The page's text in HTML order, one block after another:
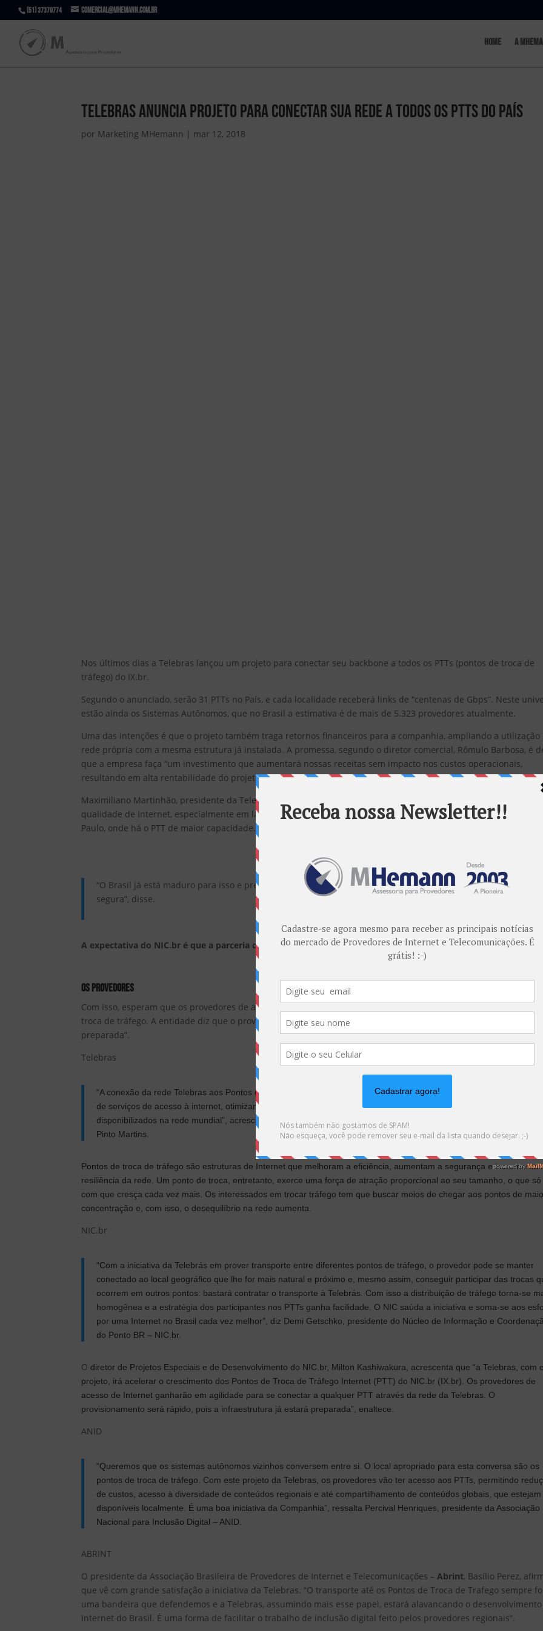
(51) 37379774 comercial@mhemann.com.br
Home A
Telebras anuncia projeto para conectar sua rede a todos os PTTs do país
por Marketing MHemann | mar 12, 2018
Nos últimos dias a Telebras lançou um projeto para conectar seu backbone a todos os PTTs (pontos de troca de
tráfego) do IX.br.
Segundo o anunciado, serão 31 PTTs no País, e cada localidade receberá links de “centenas de Gbps”. Neste
estão ainda os Sistemas Autônomos, que no Brasil a estimativa é de mais de 5.323 provedores atualmente.
Uma das intenções é que o projeto também traga retornos financeiros para a companhia, ampliando a utilização
rede própria com a mesma estrutura já instalada. A promessa, segundo o diretor comercial, Rômulo Barbosa, é
que a empresa faça “um investimento que aumentará nossas receitas sem impacto nos custos operacionais,
resultando em alta rentabilidade do projeto”.
Maximiliano Martinhão, presidente da Telebras, afirmou em comunicado que o projeto permitirá melhora na
qualidade de Internet, especialmente em latência e disponibilidade, ao descentralizar o tráfego para fora de São
Paulo, onde há o PTT de maior capacidade.
“O Brasil já está maduro para isso e precisa expandir seus horizontes na área da informação de forma
segura”, disse.
A expectativa do NIC.br é que a parceria com a Telebras promova o crescimento dos PTTs e doIX.br.
OS PROVEDORES
Com isso, esperam que os provedores de acesso de Internet ganhem agilidade para se conectar a qualquer
troca de tráfego. A entidade diz que o provisionamento será rápido, uma vez que “a infraestrutura já está
preparada”.
Telebras
“A conexão da rede Telebras aos Pontos de Troca de Tráfego é de fundamental importância para uma melhor
de serviços de acesso à internet, otimizando o uso da rede e aproximando dos usuários os principais conteúdos
disponibilizados na rede mundial”, acrescenta o gerente de Planejamento, Controle e Inovação da Telebras, Roberto
Pinto Martins.
Pontos de troca de tráfego são estruturas de Internet que melhoram a eficiência, aumentam a segurança e
resiliência da rede. Um ponto de troca, entretanto, exerce uma força de atração proporcional ao seu tamanho, o que só
com que cresça cada vez mais. Os interessados em trocar tráfego tem que buscar meios de chegar aos pontos de
concentração e, com isso, o desequilíbrio na rede aumenta.
NIC.br
“Com a iniciativa da Telebrás em prover transporte entre diferentes pontos de tráfego, o provedor pode se manter
conectado ao local geográfico que lhe for mais natural e próximo e, mesmo assim, conseguir participar das trocas
ocorrem em outros pontos: bastará contratar o transporte à Telebrás. Com isso a distribuição de tráfego torna-se
homogênea e a estratégia dos participantes nos PTTs ganha facilidade. O NIC saúda a iniciativa e soma-se aos
por uma Internet no Brasil cada vez melhor”, diz Demi Getschko, presidente do Núcleo de Informação e
do Ponto BR – NIC.br.
O diretor de Projetos Especiais e de Desenvolvimento do NIC.br, Milton Kashiwakura, acrescenta que “a Telebras, com
projeto, irá acelerar o crescimento dos Pontos de Troca de Tráfego Internet (PTT) do NIC.br (IX.br). Os provedores de
acesso de Internet ganharão em agilidade para se conectar a qualquer PTT através da rede da Telebras. O
provisionamento será rápido, pois a infraestrutura já estará preparada”, enaltece.
ANID
“Queremos que os sistemas autônomos vizinhos conversem entre si. O local apropriado para esta conversa são os
pontos de troca de tráfego. Com este projeto da Telebras, os provedores vão ter acesso aos PTTs, permitindo
de custos, acesso à diversidade de conteúdos regionais e até compartilhamento de conteúdos globais, que estejam
disponíveis localmente. É uma boa iniciativa da Companhia”, ressalta Percival Henriques, presidente da Associação
Nacional para Inclusão Digital – ANID.
ABRINT
O presidente da Associação Brasileira de Provedores de Internet e Telecomunicações – Abrint, Basílio Perez,
que vê com grande satisfação a iniciativa da Telebras. “O transporte até os Pontos de Troca de Trafego sempre foi
uma bandeira que defendemos e a Telebras, assumindo mais esse papel, estará alavancando o
Internet do Brasil. É uma forma de facilitar o trabalho de inclusão digital feito pelos provedores regionais”.